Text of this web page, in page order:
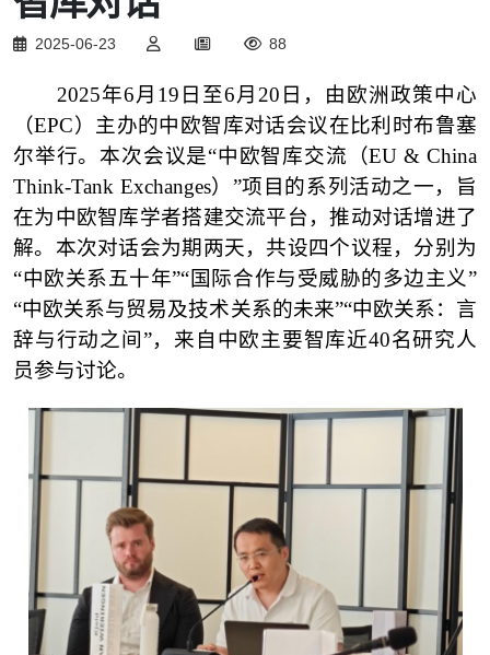
2025-06-23 88
2025年6月 19 日至6月 20 日，由 欧洲政策中心
（EPC） 主办的中欧智库对话会议在比利时布鲁塞
尔举行。本次会议是“中欧智库交流（EU & China
Think-Tank Exchanges）”项目的系列活动之一，旨
在为中欧智库学者搭建交流平台，推动对话增进了
解。 本次对话会为期两天，共设四个议程，分别为
“中欧关系五十年”“国际合作与受威胁的多边主义”
“中欧关系与贸易及技术关系的未来”“中欧关系：言
辞与行动之间”，来自中欧主要智库近40名研究人
员参与讨论。